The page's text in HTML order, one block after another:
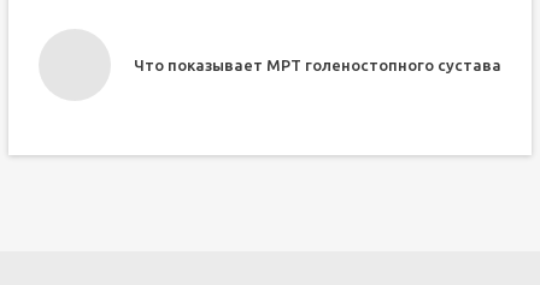
Что показывает МРТ голеностопного сустава